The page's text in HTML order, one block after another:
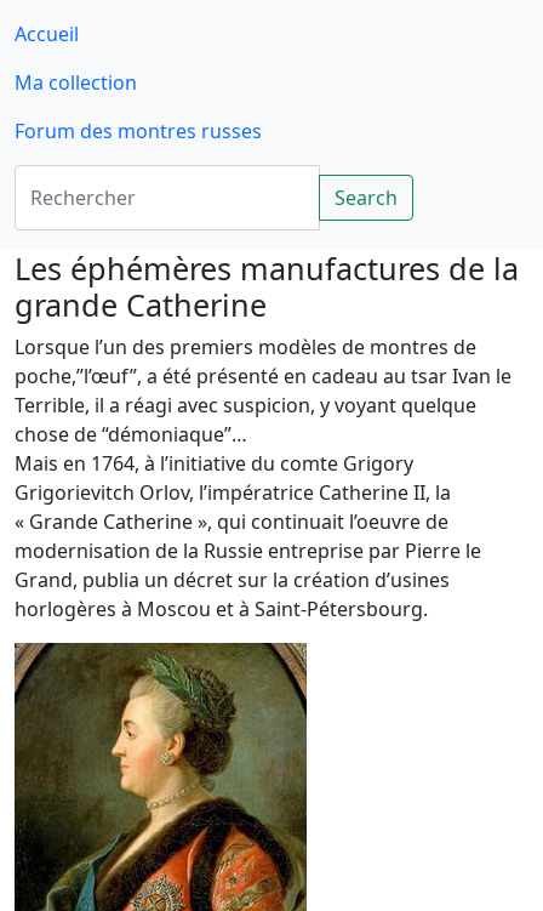
Accueil
Ma collection
Forum des montres russes
Rechercher
Search
Les éphémères manufactures de la
grande Catherine
Lorsque l’un des premiers modèles de montres de
poche,”l’œuf”, a été présenté en cadeau au tsar Ivan le
Terrible, il a réagi avec suspicion, y voyant quelque
chose de “démoniaque”…
Mais en 1764, à l’initiative du comte Grigory
Grigorievitch Orlov, l’impératrice Catherine II, la
« Grande Catherine », qui continuait l’oeuvre de
modernisation de la Russie entreprise par Pierre le
Grand, publia un décret sur la création d’usines
horlogères à Moscou et à Saint-Pétersbourg.